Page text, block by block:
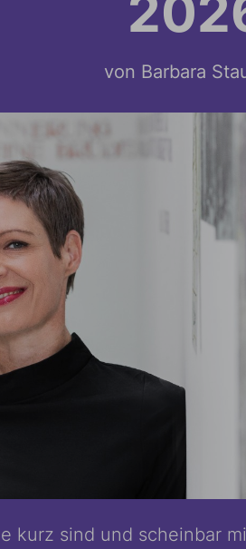
von Barbara
kurz sind und scheinbar